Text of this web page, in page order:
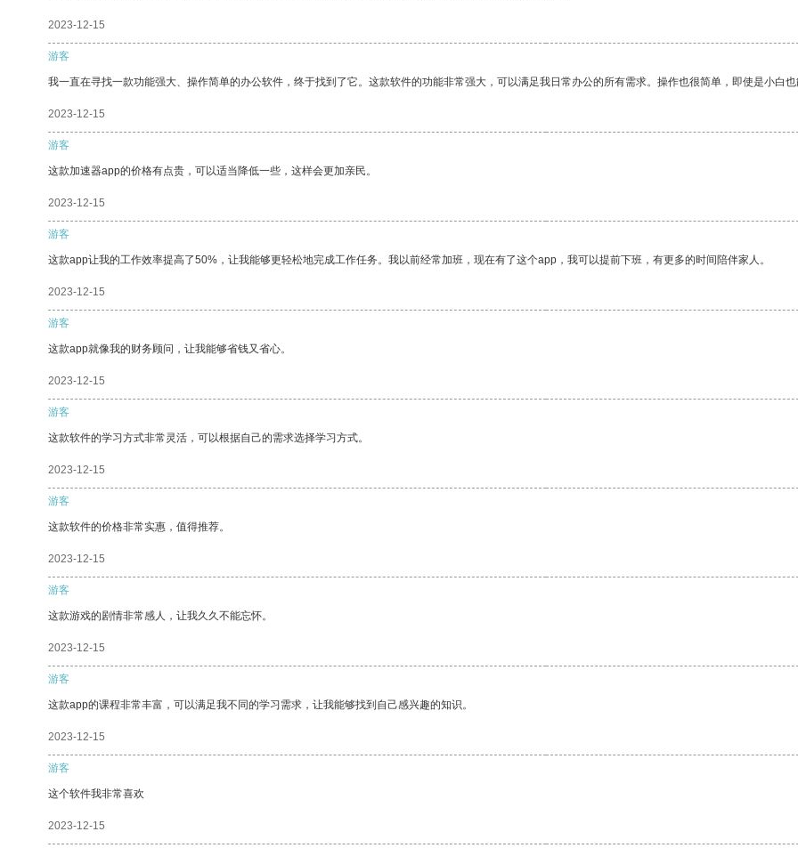
2023-12-15
游客
我一直在寻找一款功能强大、操作简单的办公软件，终于找到了它。这款软件的功能非常强大，可以满足我日常办公的所有需求。操作也很简单，即使是小白也
2023-12-15
游客
这款加速器app的价格有点贵，可以适当降低一些，这样会更加亲民。
2023-12-15
游客
这款app让我的工作效率提高了50%，让我能够更轻松地完成工作任务。我以前经常加班，现在有了这个app，我可以提前下班，有更多的时间陪伴家人。
2023-12-15
游客
这款app就像我的财务顾问，让我能够省钱又省心。
2023-12-15
游客
这款软件的学习方式非常灵活，可以根据自己的需求选择学习方式。
2023-12-15
游客
这款软件的价格非常实惠，值得推荐。
2023-12-15
游客
这款游戏的剧情非常感人，让我久久不能忘怀。
2023-12-15
游客
这款app的课程非常丰富，可以满足我不同的学习需求，让我能够找到自己感兴趣的知识。
2023-12-15
游客
这个软件我非常喜欢
2023-12-15